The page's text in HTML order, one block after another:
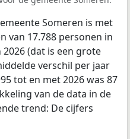
Someren is met
van 17.788 personen in
(dat is een grote
verschil per jaar
tot en met 2026 was 87
van de data in de
trend: De cijfers